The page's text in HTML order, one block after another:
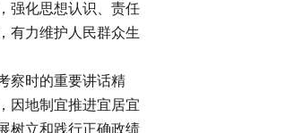
强化思想认识、责任
有力维护人民群众生
察时的重要讲话精
因地制宜推进宜居宜
树立和践行正确政绩